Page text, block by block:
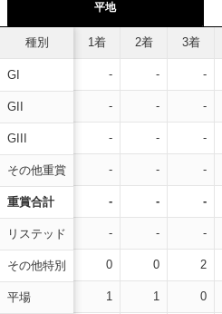
平地
種別
GI
GII
GIII
その他重賞
重賞合計
リステッド
その他特別
平場
1着 2着 3着
- - -
- - -
- - -
- - -
- - -
- - -
0 0 2
1 1 0